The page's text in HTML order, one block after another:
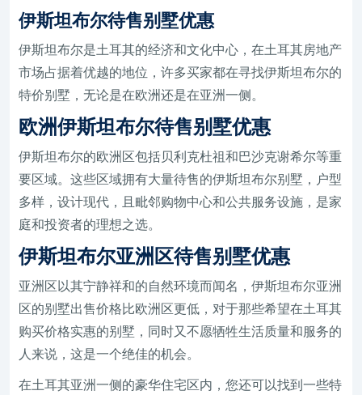
伊斯坦布尔待售别墅优惠
伊斯坦布尔是土耳其的经济和文化中心，在土耳其房地产
市场占据着优越的地位，许多买家都在寻找伊斯坦布尔的
特价别墅，无论是在欧洲还是在亚洲一侧。
欧洲伊斯坦布尔待售别墅优惠
伊斯坦布尔的欧洲区包括贝利克杜祖和巴沙克谢希尔等重
要区域。这些区域拥有大量待售的伊斯坦布尔别墅，户型
多样，设计现代，且毗邻购物中心和公共服务设施，是家
庭和投资者的理想之选。
伊斯坦布尔亚洲区待售别墅优惠
亚洲区以其宁静祥和的自然环境而闻名，伊斯坦布尔亚洲
区的别墅出售价格比欧洲区更低，对于那些希望在土耳其
购买价格实惠的别墅，同时又不愿牺牲生活质量和服务的
人来说，这是一个绝佳的机会。
在土耳其亚洲一侧的豪华住宅区内，您还可以找到一些特